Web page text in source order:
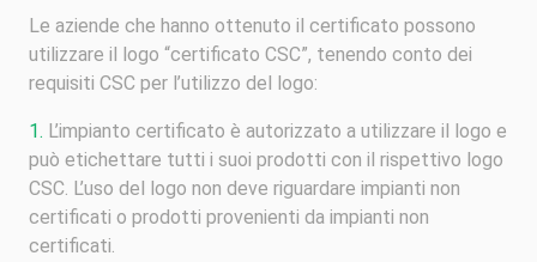
Le aziende che hanno ottenuto il certificato possono
utilizzare il logo “certificato CSC”, tenendo conto dei
requisiti CSC per l’utilizzo del logo:
L’impianto certificato è autorizzato a utilizzare il logo e
può etichettare tutti i suoi prodotti con il rispettivo logo
CSC. L’uso del logo non deve riguardare impianti non
certificati o prodotti provenienti da impianti non
certificati.